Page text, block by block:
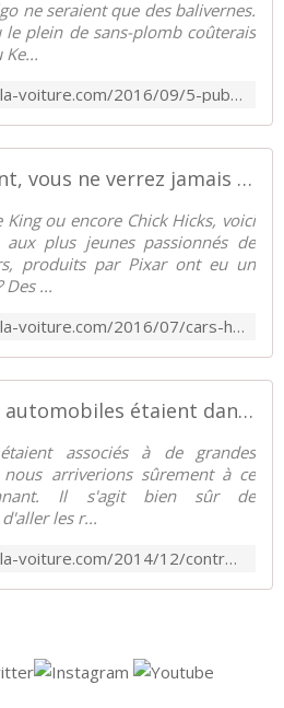
ne seraient que des balivernes.
plein de sans-plomb coûterais
http://www.palais-de-la-voiture.com/2016/09/5-publicites-automobiles-que-vous-ne-verrez-jamais.html
Cars : heureusement, vous ne verrez jamais ces personnages ! - Palais-de-la-Voiture.com
King ou encore Chick Hicks, voici
plus jeunes passionnés de
produits par Pixar ont eu un
Des ...
http://www.palais-de-la-voiture.com/2016/07/cars-heureusement-vous-ne-verrez-jamais-ces-personnages.html
Si les contructeurs automobiles étaient dans l'alimentaire... - Palais-de-la-Voiture.com
associés à de grandes
arriverions sûrement à ce
Il s'agit bien sûr de
les r...
http://www.palais-de-la-voiture.com/2014/12/contructeurs-automobiles-dans-alimentaire.html